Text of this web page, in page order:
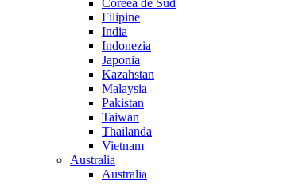
Coreea de Sud
Filipine
India
Indonezia
Japonia
Kazahstan
Malaysia
Pakistan
Taiwan
Thailanda
Vietnam
Australia
Australia